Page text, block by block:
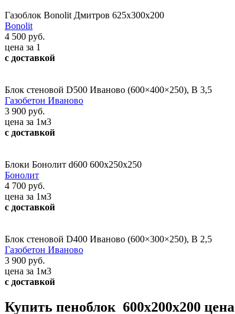
Газоблок Bonolit Дмитров 625х300х200
Bonolit
4 500 руб.
цена за 1
с доставкой
Блок стеновой D500 Иваново (600×400×250), В 3,5
Газобетон Иваново
3 900 руб.
цена за 1м3
с доставкой
Блоки Бонолит d600 600x250x250
Бонолит
4 700 руб.
цена за 1м3
с доставкой
Блок стеновой D400 Иваново (600×300×250), В 2,5
Газобетон Иваново
3 900 руб.
цена за 1м3
с доставкой
Купить пеноблок 600х200х200 цена